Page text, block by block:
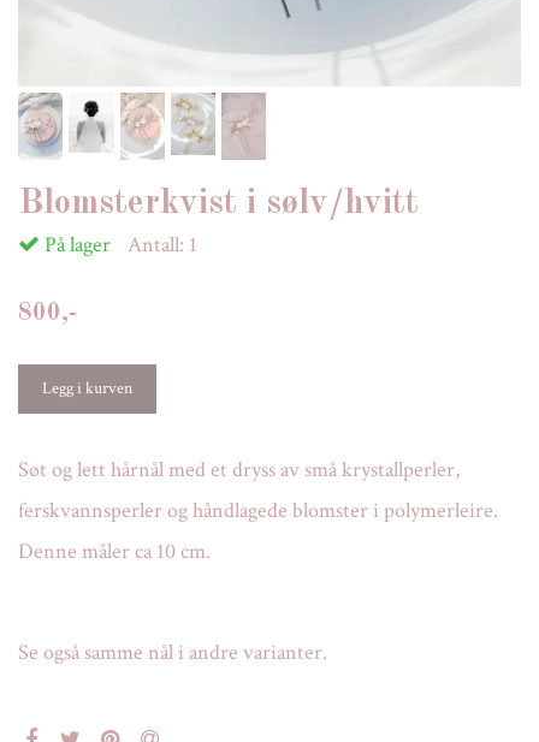
Blomsterkvist i sølv/hvitt
På lager Antall: 1
800,-
Søt og lett hårnål med et dryss av små krystallperler,
ferskvannsperler og håndlagede blomster i polymerleire.
Denne måler ca 10 cm.
Se også samme nål i andre varianter.